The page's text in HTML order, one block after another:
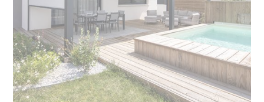
Quelle pente pour une pergola ?
Tout consulter